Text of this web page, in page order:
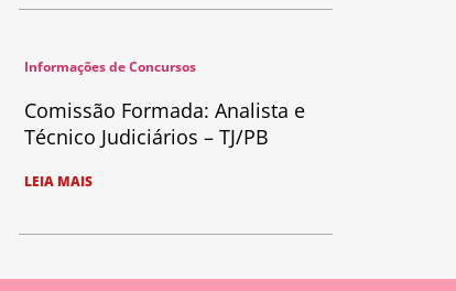
Informações de Concursos
Comissão Formada: Analista e
Técnico Judiciários – TJ/PB
LEIA MAIS